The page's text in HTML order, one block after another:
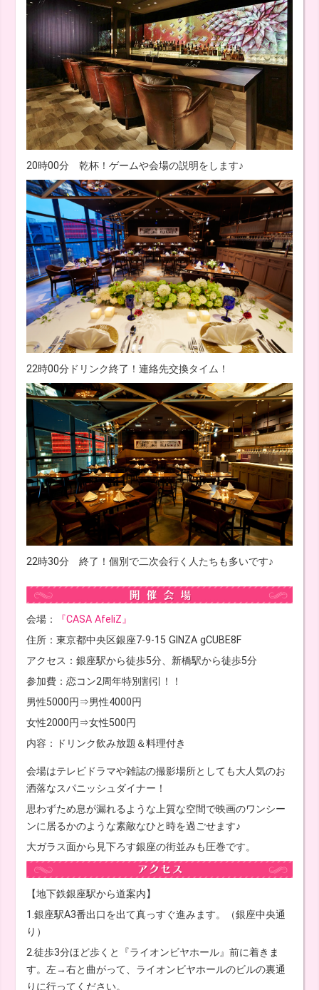
20時00分 乾杯！ゲームや会場の説明をします♪
22時00分ドリンク終了！連絡先交換タイム！
22時30分 終了！個別で二次会行く人たちも多いです♪
会場：
『CASA AfeliZ』
住所：東京都中央区銀座7-9-15 GINZA gCUBE8F
アクセス：銀座駅から徒歩5分、新橋駅から徒歩5分
参加費：恋コン2周年特別割引！！
男性5000円⇒男性4000円
女性2000円⇒女性500円
内容：ドリンク飲み放題＆料理付き
会場はテレビドラマや雑誌の撮影場所としても大人気のお
洒落なスパニッシュダイナー！
思わずため息が漏れるような上質な空間で映画のワンシー
ンに居るかのような素敵なひと時を過ごせます♪
大ガラス面から見下ろす銀座の街並みも圧巻です。
【地下鉄銀座駅から道案内】
1.銀座駅A3番出口を出て真っすぐ進みます。（銀座中央通
り）
2.徒歩3分ほど歩くと『ライオンビヤホール』前に着きま
す。左→右と曲がって、ライオンビヤホールのビルの裏通
りに行ってください。